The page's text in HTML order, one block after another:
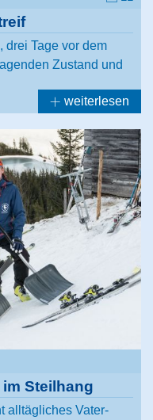
drei Tage vor dem
Zustand und
weiterlesen
Steilhang
alltägliches Vater-